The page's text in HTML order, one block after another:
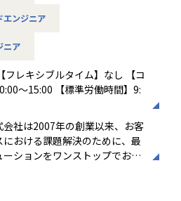
/ Xcode Cloud
、キッティングの自動化ツー
備、開発・導入・運用・検証業
への移行支援
運用改善
、検証
テーション
リア設計についてもご安心くだ
エンジニア
ニア
フレキシブルタイム】なし 【コ
～15:00 【標準労働時間】9:
ックス制（コアタイムあり）
有無： 有（月平均11.5時間）
分
会社は2007年の創業以来、お客
おける課題解決のために、最
ションをワンストップでお届